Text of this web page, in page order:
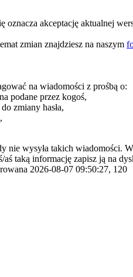
oznacza akceptację aktualnej
zmian znajdziesz na naszym
na wiadomości z prośbą o:
podane przez kogoś,
zmiany hasła,
nie wysyła takich wiadomości.
aś taką informację zapisz ją na
2026-08-07 09:50:27, 120